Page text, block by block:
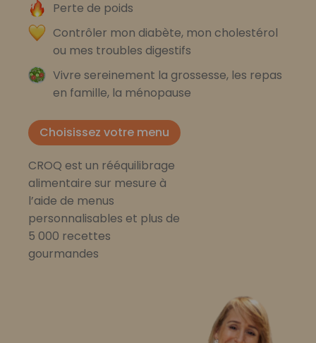
Perte de poids
Contrôler mon diabète, mon cholestérol
ou mes troubles digestifs
Vivre sereinement la grossesse, les repas
en famille, la ménopause
Choisissez votre menu
CROQ est un rééquilibrage
alimentaire sur mesure à
l’aide de menus
personnalisables et plus de
5 000 recettes
gourmandes